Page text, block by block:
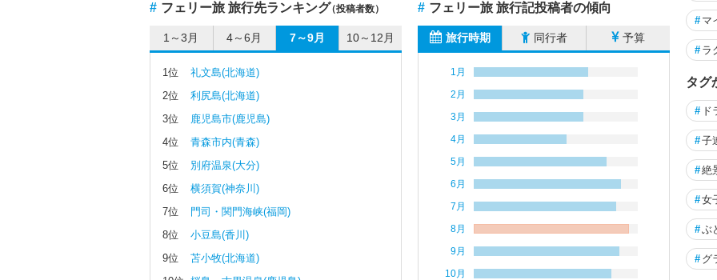
# フェリー旅 旅行先ランキング（投稿者数）
1～3月 4～6月 7～9月 10～12月
1位
礼文島(北海道)
2位
利尻島(北海道)
3位
鹿児島市(鹿児島)
4位
青森市内(青森)
5位
別府温泉(大分)
6位
横須賀(神奈川)
7位
門司・関門海峡(福岡)
8位
小豆島(香川)
9位
苫小牧(北海道)
# フェリー旅 旅行記投稿者の傾向
旅行時期 同行者 予算
1月
2月
3月
4月
5月
6月
7月
8月
9月
10月
# マ
# ラ
タグ
# ド
#子
#絶
#女
#ぶ
# グ